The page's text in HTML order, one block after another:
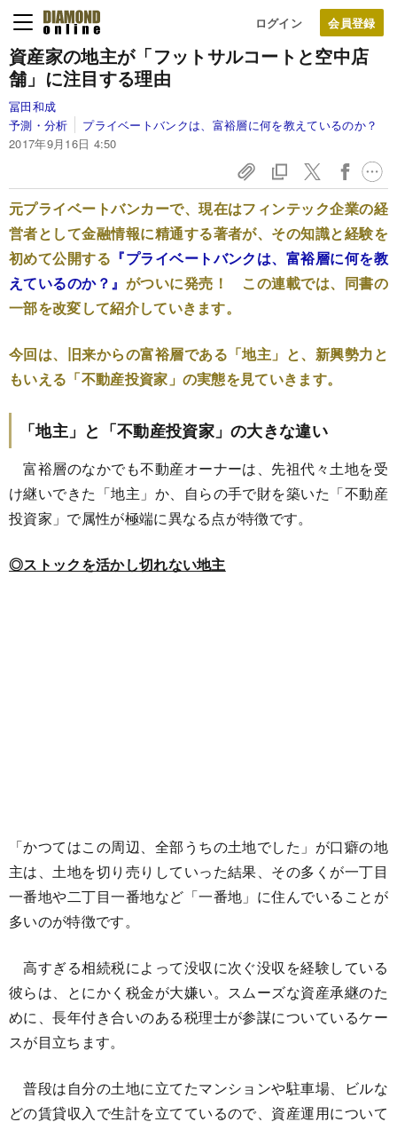
ログイン
資産家の地主が「フットサルコートと空中店
舗」に注目する理由
冨田和成
予測・分析
プライベートバンクは、富裕層に何を教えているのか？
2017年9月16日 4:50
元プライベートバンカーで、現在はフィンテック企業の経
営者として金融情報に精通する著者が、その知識と経験を
初めて公開する 『プライベートバンクは、富裕層に何を教
えているのか？』 がついに発売！ この連載では、同書の
一部を改変して紹介していきます。
今回は、旧来からの富裕層である「地主」と、新興勢力と
もいえる「不動産投資家」の実態を見ていきます。
「地主」と「不動産投資家」の大きな違い
富裕層のなかでも不動産オーナーは、先祖代々土地を受
け継いできた「地主」か、自らの手で財を築いた「不動産
投資家」で属性が極端に異なる点が特徴です。
◎ストックを活かし切れない地主
「かつてはこの周辺、全部うちの土地でした」が口癖の地
主は、土地を切り売りしていった結果、その多くが一丁目
一番地や二丁目一番地など「一番地」に住んでいることが
多いのが特徴です。
高すぎる相続税によって没収に次ぐ没収を経験している
彼らは、とにかく税金が大嫌い。スムーズな資産承継のた
めに、長年付き合いのある税理士が参謀についているケー
スが目立ちます。
普段は自分の土地に立てたマンションや駐車場、ビルな
どの賃貸収入で生計を立てているので、資産運用について